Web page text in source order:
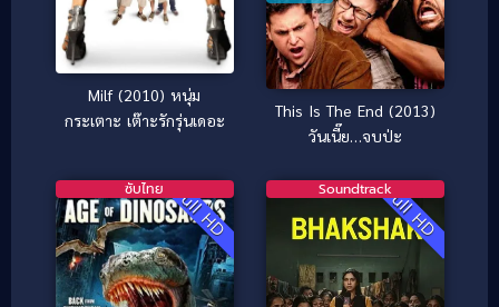
Milf (2010) หนุ่ม
กระเตาะ เต๊าะรักรุ่นเดอะ
This Is The End (2013)
วันเนี๊ย…จบป่ะ
Full HD
ซับไทย Full HD
Soundtrack